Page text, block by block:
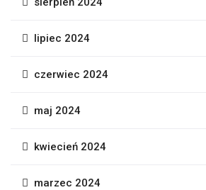
lipiec 2024
czerwiec 2024
maj 2024
kwiecień 2024
marzec 2024